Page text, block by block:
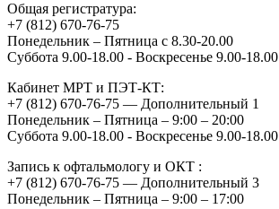
Общая регистратура:
+7 (812) 670-76-75
Понедельник – Пятница с 8.30-20.00
Суббота 9.00-18.00 - Воскресенье 9.00-18.00
Кабинет МРТ и ПЭТ-КТ:
+7 (812) 670-76-75 — Дополнительный 1
Понедельник – Пятница – 9:00 – 20:00
Суббота 9.00-18.00 - Воскресенье 9.00-18.00
Запись к офтальмологу и ОКТ :
+7 (812) 670-76-75 — Дополнительный 3
Понедельник – Пятница – 9:00 – 17:00